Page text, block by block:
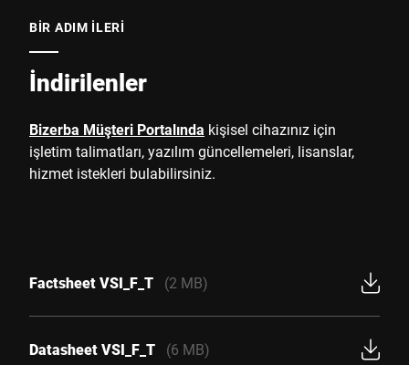
BIR ADIM ILERI
İndirilenler
Bizerba Müşteri Portalında kişisel cihazınız için
işletim talimatları, yazılım güncellemeleri, lisanslar,
hizmet istekleri bulabilirsiniz.
Factsheet VSI_F_T (2 MB)
Datasheet VSI_F_T (6 MB)